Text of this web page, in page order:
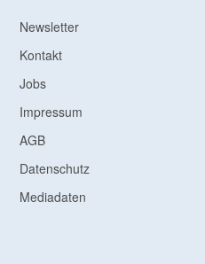
Newsletter
Kontakt
Jobs
Impressum
AGB
Datenschutz
Mediadaten